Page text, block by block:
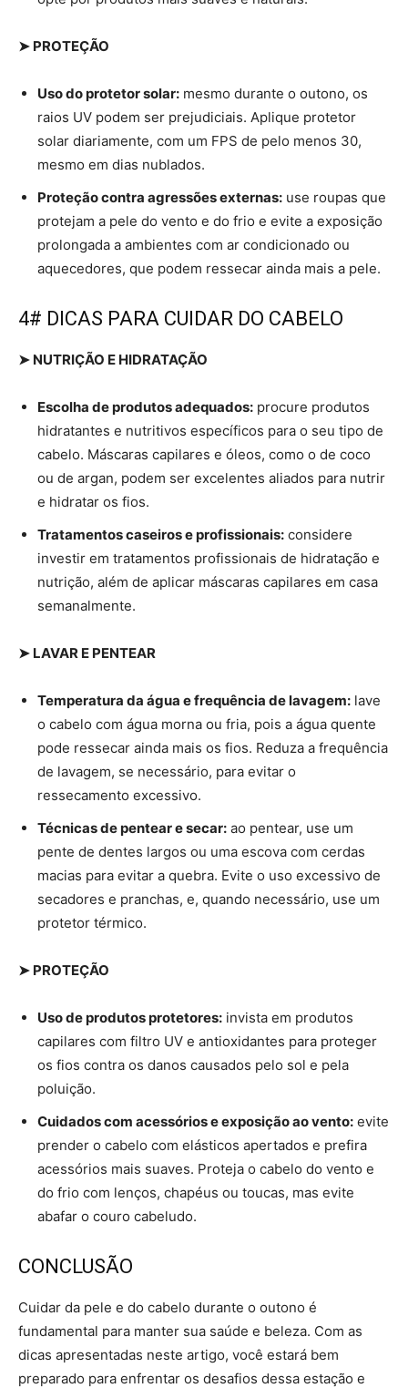
➤ PROTEÇÃO
Uso do protetor solar: mesmo durante o outono, os
raios UV podem ser prejudiciais. Aplique protetor
solar diariamente, com um FPS de pelo menos 30,
mesmo em dias nublados.
Proteção contra agressões externas: use roupas que
protejam a pele do vento e do frio e evite a exposição
prolongada a ambientes com ar condicionado ou
aquecedores, que podem ressecar ainda mais a pele.
4# DICAS PARA CUIDAR DO CABELO
➤ NUTRIÇÃO E HIDRATAÇÃO
Escolha de produtos adequados: procure produtos
hidratantes e nutritivos específicos para o seu tipo de
cabelo. Máscaras capilares e óleos, como o de coco
ou de argan, podem ser excelentes aliados para nutrir
e hidratar os fios.
Tratamentos caseiros e profissionais: considere
investir em tratamentos profissionais de hidratação e
nutrição, além de aplicar máscaras capilares em casa
semanalmente.
➤ LAVAR E PENTEAR
Temperatura da água e frequência de lavagem: lave
o cabelo com água morna ou fria, pois a água quente
pode ressecar ainda mais os fios. Reduza a frequência
de lavagem, se necessário, para evitar o
ressecamento excessivo.
Técnicas de pentear e secar: ao pentear, use um
pente de dentes largos ou uma escova com cerdas
macias para evitar a quebra. Evite o uso excessivo de
secadores e pranchas, e, quando necessário, use um
protetor térmico.
➤ PROTEÇÃO
Uso de produtos protetores: invista em produtos
capilares com filtro UV e antioxidantes para proteger
os fios contra os danos causados pelo sol e pela
poluição.
Cuidados com acessórios e exposição ao vento: evite
prender o cabelo com elásticos apertados e prefira
acessórios mais suaves. Proteja o cabelo do vento e
do frio com lenços, chapéus ou toucas, mas evite
abafar o couro cabeludo.
CONCLUSÃO
Cuidar da pele e do cabelo durante o outono é
fundamental para manter sua saúde e beleza. Com as
dicas apresentadas neste artigo, você estará bem
preparado para enfrentar os desafios dessa estação e